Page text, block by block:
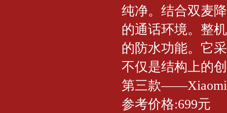
纯净。结合双麦
的通话环境。整
的防水功能。它
不仅是结构上的
第三款——Xiaomi
参考价格:699元